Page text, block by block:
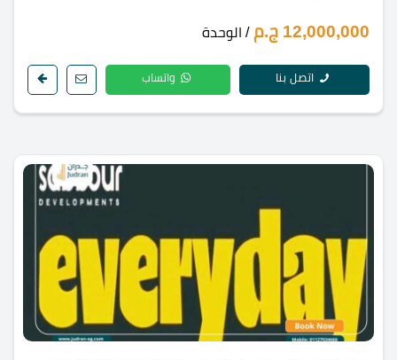
12,000,000 ج.م / الوحدة
اتصل بنا واتساب